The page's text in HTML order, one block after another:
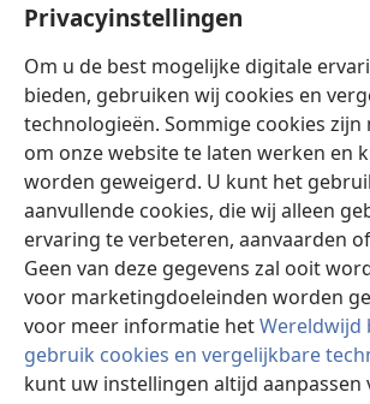
Privacyinstellingen
Om u de best mogelijke digitale
bieden, gebruiken wij cookies en
technologieën. Sommige cookies zijn
om onze website te laten werken en
worden geweigerd. U kunt het
aanvullende cookies, die wij alleen
ervaring te verbeteren, aanvaarden
Geen van deze gegevens zal ooit
voor marketingdoeleinden worden
voor meer informatie hetWereldwijd
gebruik cookies en vergelijkbare
kunt uw instellingen altijd aanpassen
(opent
nieuw
venster)Watchtower ONLINE LIBRARY™
(opent
nieuw
venster)JW Hub ®
(opent
nieuw
venster)
®
Watchtower Library